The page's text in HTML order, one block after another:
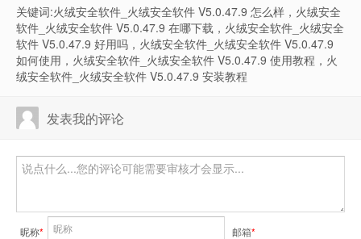
关键词:火绒安全软件_火绒安全软件 V5.0.47.9 怎么样，火绒安全
软件_火绒安全软件 V5.0.47.9 在哪下载，火绒安全软件_火绒安全
软件 V5.0.47.9 好用吗，火绒安全软件_火绒安全软件 V5.0.47.9
如何使用，火绒安全软件_火绒安全软件 V5.0.47.9 使用教程，火
绒安全软件_火绒安全软件 V5.0.47.9 安装教程
发表我的评论
昵称* 邮箱*